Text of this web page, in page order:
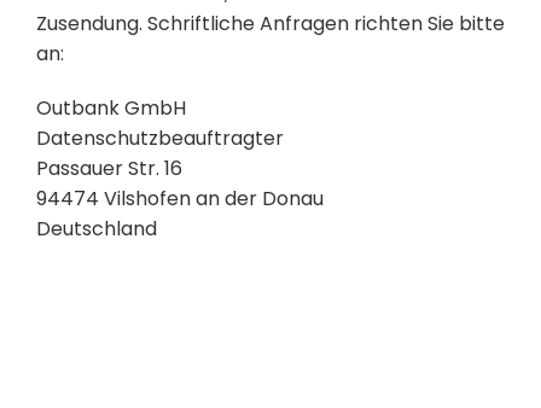
Zusendung. Schriftliche Anfragen richten Sie bitte
an:
Outbank GmbH
Datenschutzbeauftragter
Passauer Str. 16
94474 Vilshofen an der Donau
Deutschland